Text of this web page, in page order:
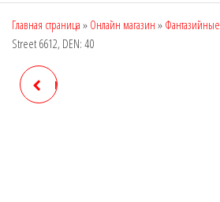
Главная страница » Онлайн магазин » Фантазийные
Street 6612, DEN: 40
NAJA STREET 6611, DEN: 40